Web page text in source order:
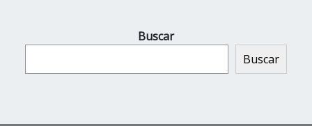
Buscar
Buscar